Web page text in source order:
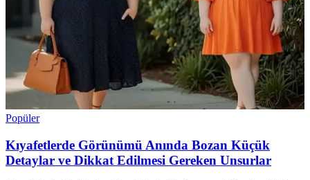
Popüler
Kıyafetlerde Görünümü Anında Bozan Küçük
Detaylar ve Dikkat Edilmesi Gereken Unsurlar